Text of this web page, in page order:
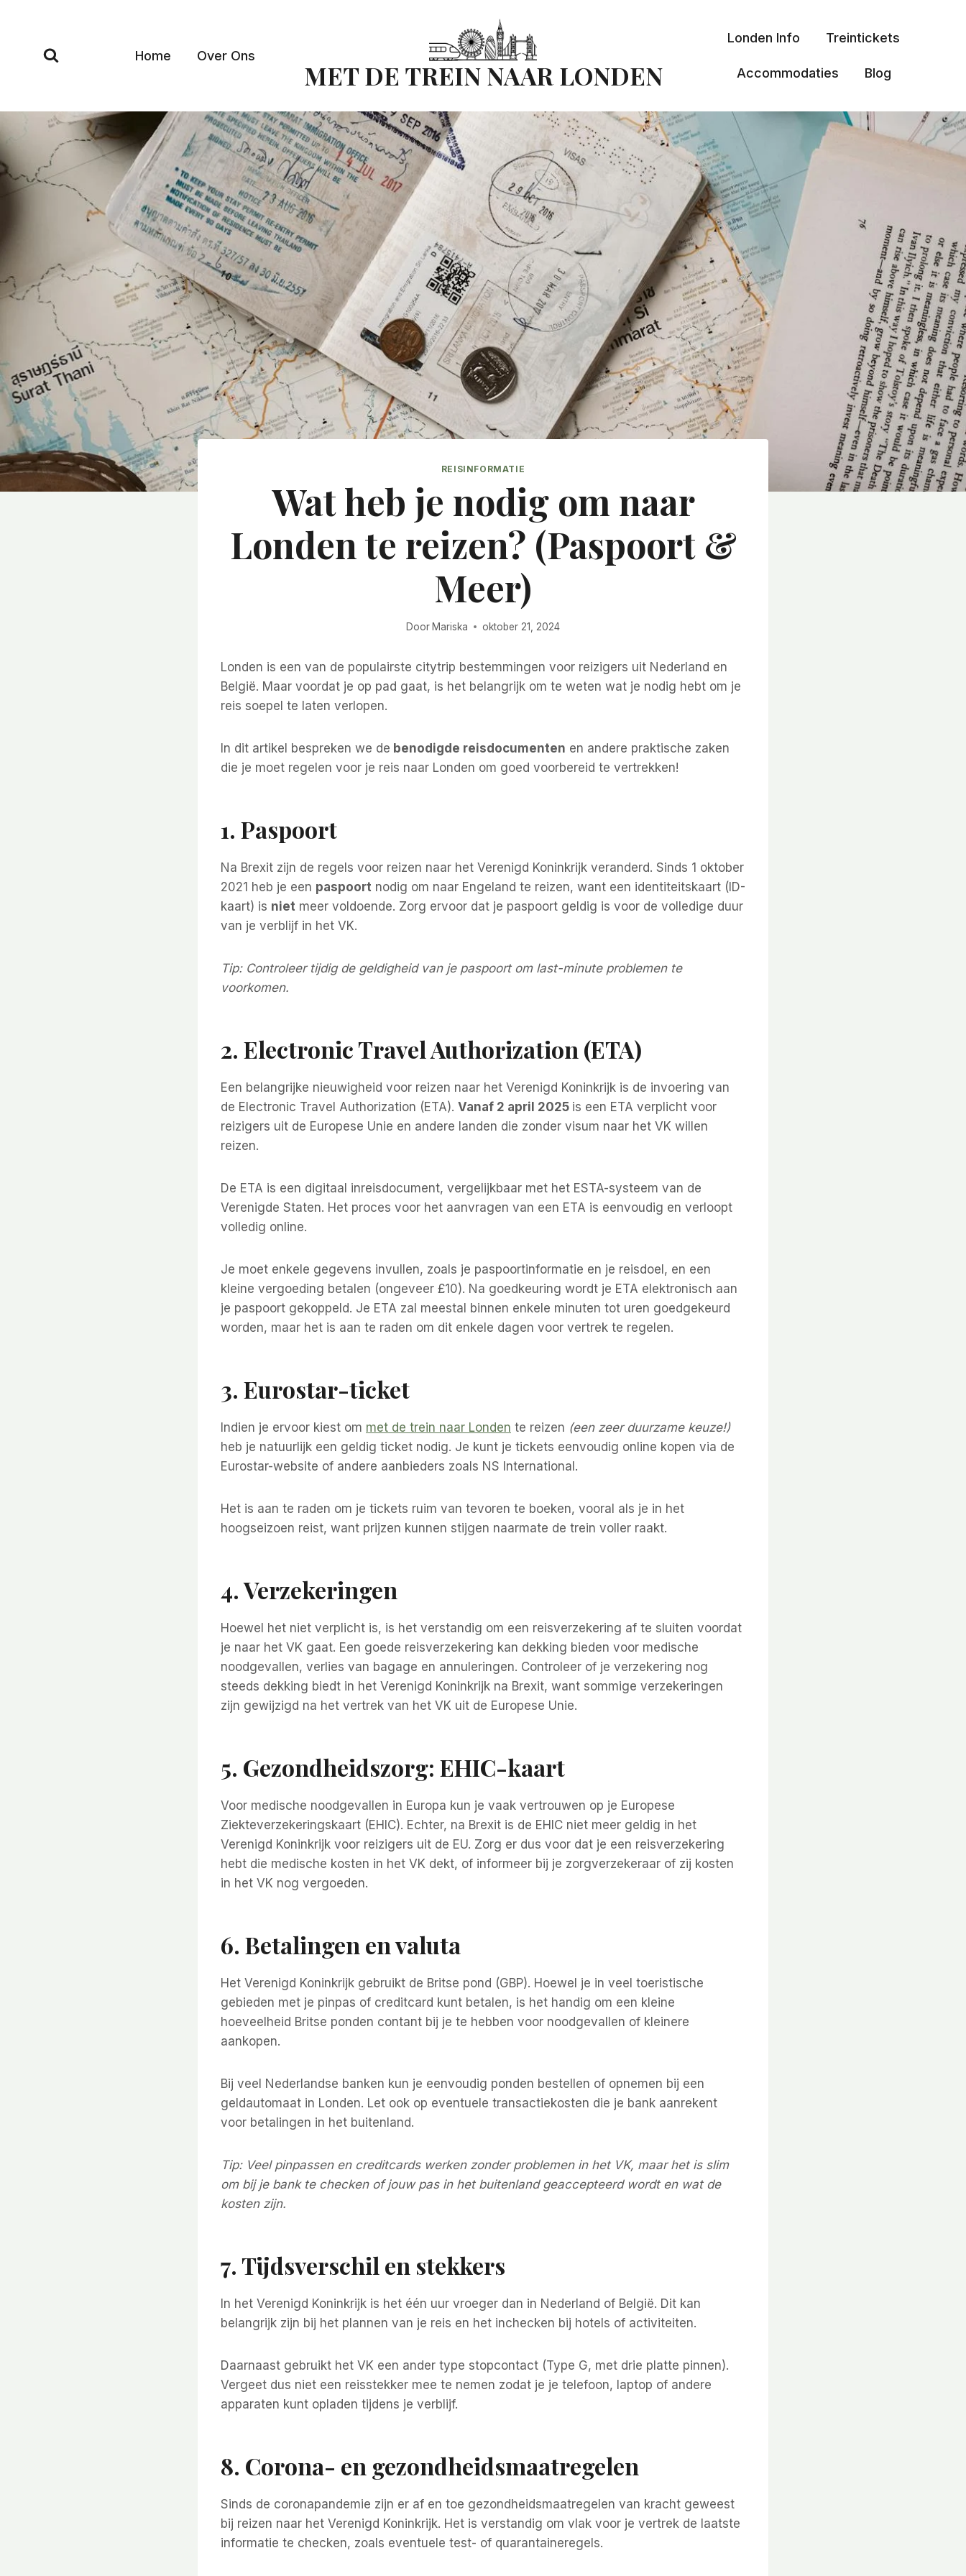
Home Over Ons
MET DE TREIN NAAR LONDEN
Londen Info Treintickets
Accommodaties Blog
REISINFORMATIE
Wat heb je nodig om naar
Londen te reizen? (Paspoort &
Meer)
Door Mariska oktober 21, 2024
Londen is een van de populairste citytrip bestemmingen voor reizigers uit Nederland en
België. Maar voordat je op pad gaat, is het belangrijk om te weten wat je nodig hebt om je
reis soepel te laten verlopen.
In dit artikel bespreken we de benodigde reisdocumenten en andere praktische zaken
die je moet regelen voor je reis naar Londen om goed voorbereid te vertrekken!
1. Paspoort
Na Brexit zijn de regels voor reizen naar het Verenigd Koninkrijk veranderd. Sinds 1 oktober
2021 heb je een paspoort nodig om naar Engeland te reizen, want een identiteitskaart (ID-
kaart) is niet meer voldoende. Zorg ervoor dat je paspoort geldig is voor de volledige duur
van je verblijf in het VK.
Tip: Controleer tijdig de geldigheid van je paspoort om last-minute problemen te
voorkomen.
2. Electronic Travel Authorization (ETA)
Een belangrijke nieuwigheid voor reizen naar het Verenigd Koninkrijk is de invoering van
de Electronic Travel Authorization (ETA). Vanaf 2 april 2025 is een ETA verplicht voor
reizigers uit de Europese Unie en andere landen die zonder visum naar het VK willen
reizen.
De ETA is een digitaal inreisdocument, vergelijkbaar met het ESTA-systeem van de
Verenigde Staten. Het proces voor het aanvragen van een ETA is eenvoudig en verloopt
volledig online.
Je moet enkele gegevens invullen, zoals je paspoortinformatie en je reisdoel, en een
kleine vergoeding betalen (ongeveer £10). Na goedkeuring wordt je ETA elektronisch aan
je paspoort gekoppeld. Je ETA zal meestal binnen enkele minuten tot uren goedgekeurd
worden, maar het is aan te raden om dit enkele dagen voor vertrek te regelen.
3. Eurostar-ticket
Indien je ervoor kiest om met de trein naar Londen te reizen (een zeer duurzame keuze!)
heb je natuurlijk een geldig ticket nodig. Je kunt je tickets eenvoudig online kopen via de
Eurostar-website of andere aanbieders zoals NS International.
Het is aan te raden om je tickets ruim van tevoren te boeken, vooral als je in het
hoogseizoen reist, want prijzen kunnen stijgen naarmate de trein voller raakt.
4. Verzekeringen
Hoewel het niet verplicht is, is het verstandig om een reisverzekering af te sluiten voordat
je naar het VK gaat. Een goede reisverzekering kan dekking bieden voor medische
noodgevallen, verlies van bagage en annuleringen. Controleer of je verzekering nog
steeds dekking biedt in het Verenigd Koninkrijk na Brexit, want sommige verzekeringen
zijn gewijzigd na het vertrek van het VK uit de Europese Unie.
5. Gezondheidszorg: EHIC-kaart
Voor medische noodgevallen in Europa kun je vaak vertrouwen op je Europese
Ziekteverzekeringskaart (EHIC). Echter, na Brexit is de EHIC niet meer geldig in het
Verenigd Koninkrijk voor reizigers uit de EU. Zorg er dus voor dat je een reisverzekering
hebt die medische kosten in het VK dekt, of informeer bij je zorgverzekeraar of zij kosten
in het VK nog vergoeden.
6. Betalingen en valuta
Het Verenigd Koninkrijk gebruikt de Britse pond (GBP). Hoewel je in veel toeristische
gebieden met je pinpas of creditcard kunt betalen, is het handig om een kleine
hoeveelheid Britse ponden contant bij je te hebben voor noodgevallen of kleinere
aankopen.
Bij veel Nederlandse banken kun je eenvoudig ponden bestellen of opnemen bij een
geldautomaat in Londen. Let ook op eventuele transactiekosten die je bank aanrekent
voor betalingen in het buitenland.
Tip: Veel pinpassen en creditcards werken zonder problemen in het VK, maar het is slim
om bij je bank te checken of jouw pas in het buitenland geaccepteerd wordt en wat de
kosten zijn.
7. Tijdsverschil en stekkers
In het Verenigd Koninkrijk is het één uur vroeger dan in Nederland of België. Dit kan
belangrijk zijn bij het plannen van je reis en het inchecken bij hotels of activiteiten.
Daarnaast gebruikt het VK een ander type stopcontact (Type G, met drie platte pinnen).
Vergeet dus niet een reisstekker mee te nemen zodat je je telefoon, laptop of andere
apparaten kunt opladen tijdens je verblijf.
8. Corona- en gezondheidsmaatregelen
Sinds de coronapandemie zijn er af en toe gezondheidsmaatregelen van kracht geweest
bij reizen naar het Verenigd Koninkrijk. Het is verstandig om vlak voor je vertrek de laatste
informatie te checken, zoals eventuele test- of quarantaineregels.